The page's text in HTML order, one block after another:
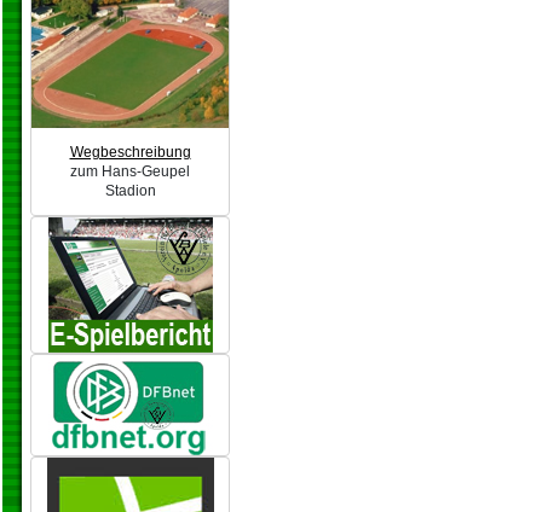
Wegbeschreibung
zum Hans-Geupel
Stadion